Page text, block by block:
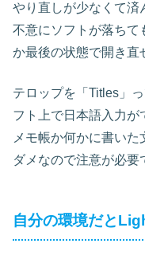
やり直しが少なくて済
不意にソフトが落ちて
か最後の状態で開き直
テロップを「Titles」
フト上で日本語入力が
メモ帳か何かに書い
ダメなので注意が必要
自分の環境だと